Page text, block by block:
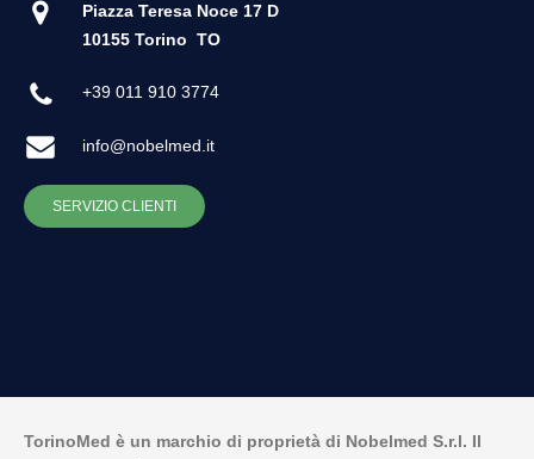
Piazza Teresa Noce 17 D
10155 Torino TO
+39 011 910 3774
info@nobelmed.it
SERVIZIO CLIENTI
TorinoMed è un marchio di proprietà di Nobelmed S.r.l. Il